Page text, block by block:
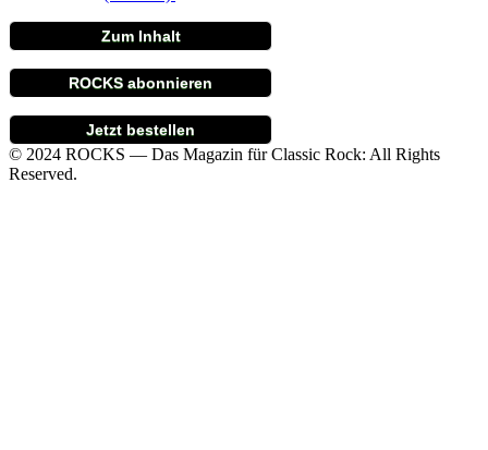
Zum Inhalt
ROCKS abonnieren
Jetzt bestellen
© 2024 ROCKS — Das Magazin für Classic Rock: All Rights
Reserved.